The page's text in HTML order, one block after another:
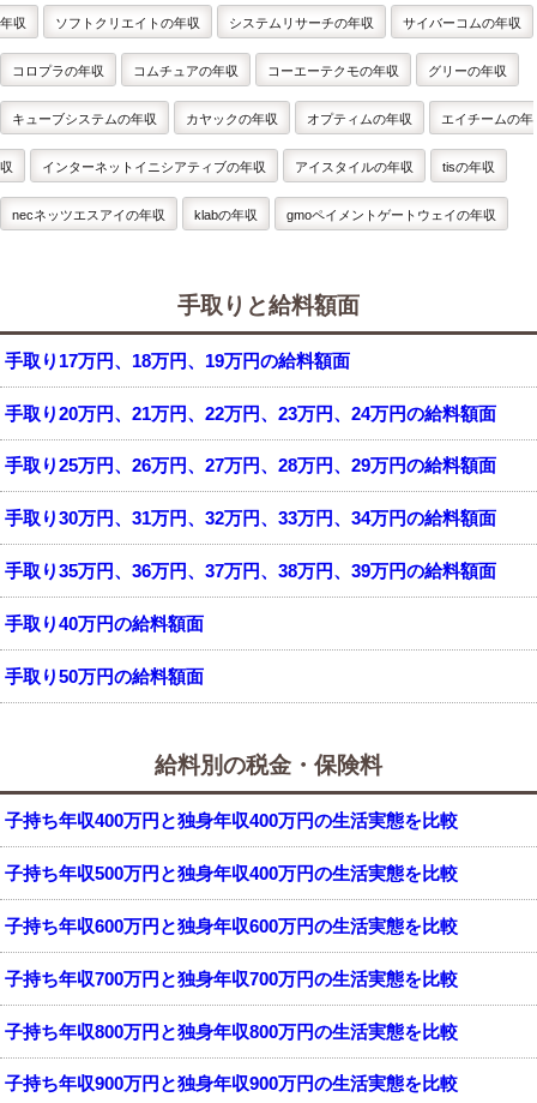
年収 ソフトクリエイトの年収 システムリサーチの年収 サイバーコムの年収
コロプラの年収 コムチュアの年収 コーエーテクモの年収 グリーの年収
キューブシステムの年収 カヤックの年収 オプティムの年収 エイチームの年
収 インターネットイニシアティブの年収 アイスタイルの年収 tisの年収
necネッツエスアイの年収 klabの年収 gmoペイメントゲートウェイの年収
手取りと給料額面
手取り17万円、18万円、19万円の給料額面
手取り20万円、21万円、22万円、23万円、24万円の給料額面
手取り25万円、26万円、27万円、28万円、29万円の給料額面
手取り30万円、31万円、32万円、33万円、34万円の給料額面
手取り35万円、36万円、37万円、38万円、39万円の給料額面
手取り40万円の給料額面
手取り50万円の給料額面
給料別の税金・保険料
子持ち年収400万円と独身年収400万円の生活実態を比較
子持ち年収500万円と独身年収400万円の生活実態を比較
子持ち年収600万円と独身年収600万円の生活実態を比較
子持ち年収700万円と独身年収700万円の生活実態を比較
子持ち年収800万円と独身年収800万円の生活実態を比較
子持ち年収900万円と独身年収900万円の生活実態を比較